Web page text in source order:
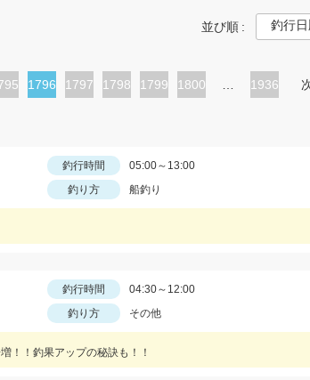
並び順
カ
ジ
1796
ペ
1797
ペ
1798
ペ
1799
ペ
1800 1936
釣行時間
05:00～13:00
釣り方 船釣り
釣行時間
04:30～12:00
釣り方 その他
！！釣果アップの秘訣も！！